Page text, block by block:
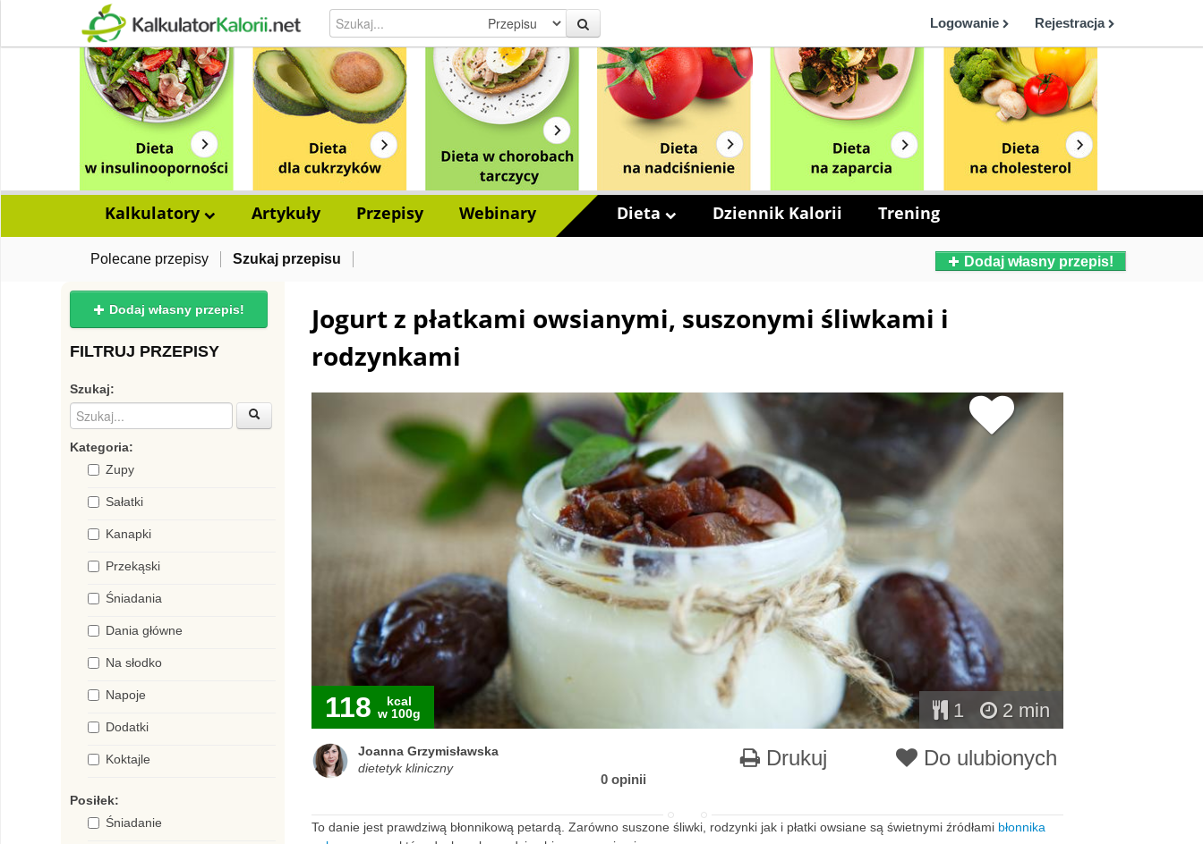
Logowanie Rejestracja
Kalkulatory Artykuły Przepisy Webinary Dieta Dziennik Kalorii Trening
Polecane przepisy Szukaj przepisu Dodaj własny przepis!
Dodaj własny przepis!
FILTRUJ PRZEPISY
Szukaj:
Kategoria:
Zupy
Sałatki
Kanapki
Przekąski
Śniadania
Dania główne
Na słodko
Napoje
Dodatki
Koktajle
Posiłek:
Śniadanie
Jogurt z płatkami owsianymi, suszonymi śliwkami i
rodzynkami
118
kcal
w 100g
1 2 min
Joanna Grzymisławska
dietetyk kliniczny
0 opinii
Drukuj Do ulubionych
To danie jest prawdziwą błonnikową petardą. Zarówno suszone śliwki, rodzynki jak i płatki owsiane są świetnymi źródłami błonnika